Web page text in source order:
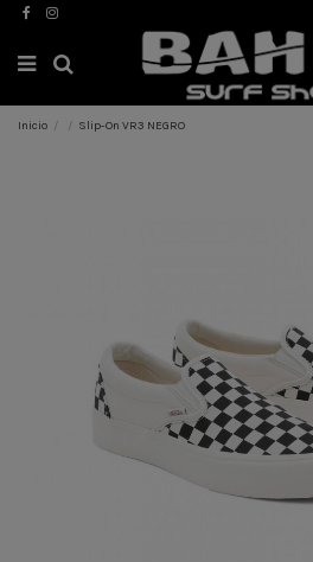
Inicio Slip-On VR3 NEGRO